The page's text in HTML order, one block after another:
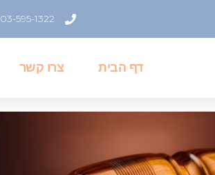
03-595-1322
דף הבית צרו קשר